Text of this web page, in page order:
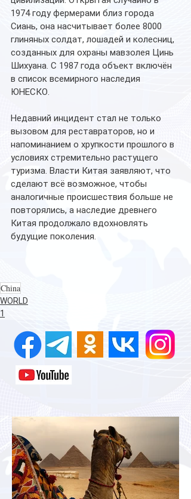
1974 году фермерами близ города
Сиань, она насчитывает более 8000
глиняных солдат, лошадей и колесниц,
созданных для охраны мавзолея Цинь
Шихуана. С 1987 года объект включён
в список всемирного наследия
ЮНЕСКО.
Недавний инцидент стал не только
вызовом для реставраторов, но и
напоминанием о хрупкости прошлого в
условиях стремительно растущего
туризма. Власти Китая заявляют, что
сделают всё возможное, чтобы
аналогичные происшествия больше не
повторялись, а наследие древнего
Китая продолжало вдохновлять
будущие поколения.
China
WORLD
1